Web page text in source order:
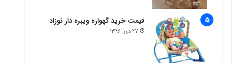
قیمت خرید گهواره ویبره دار نوزاد
27 دی, 1396